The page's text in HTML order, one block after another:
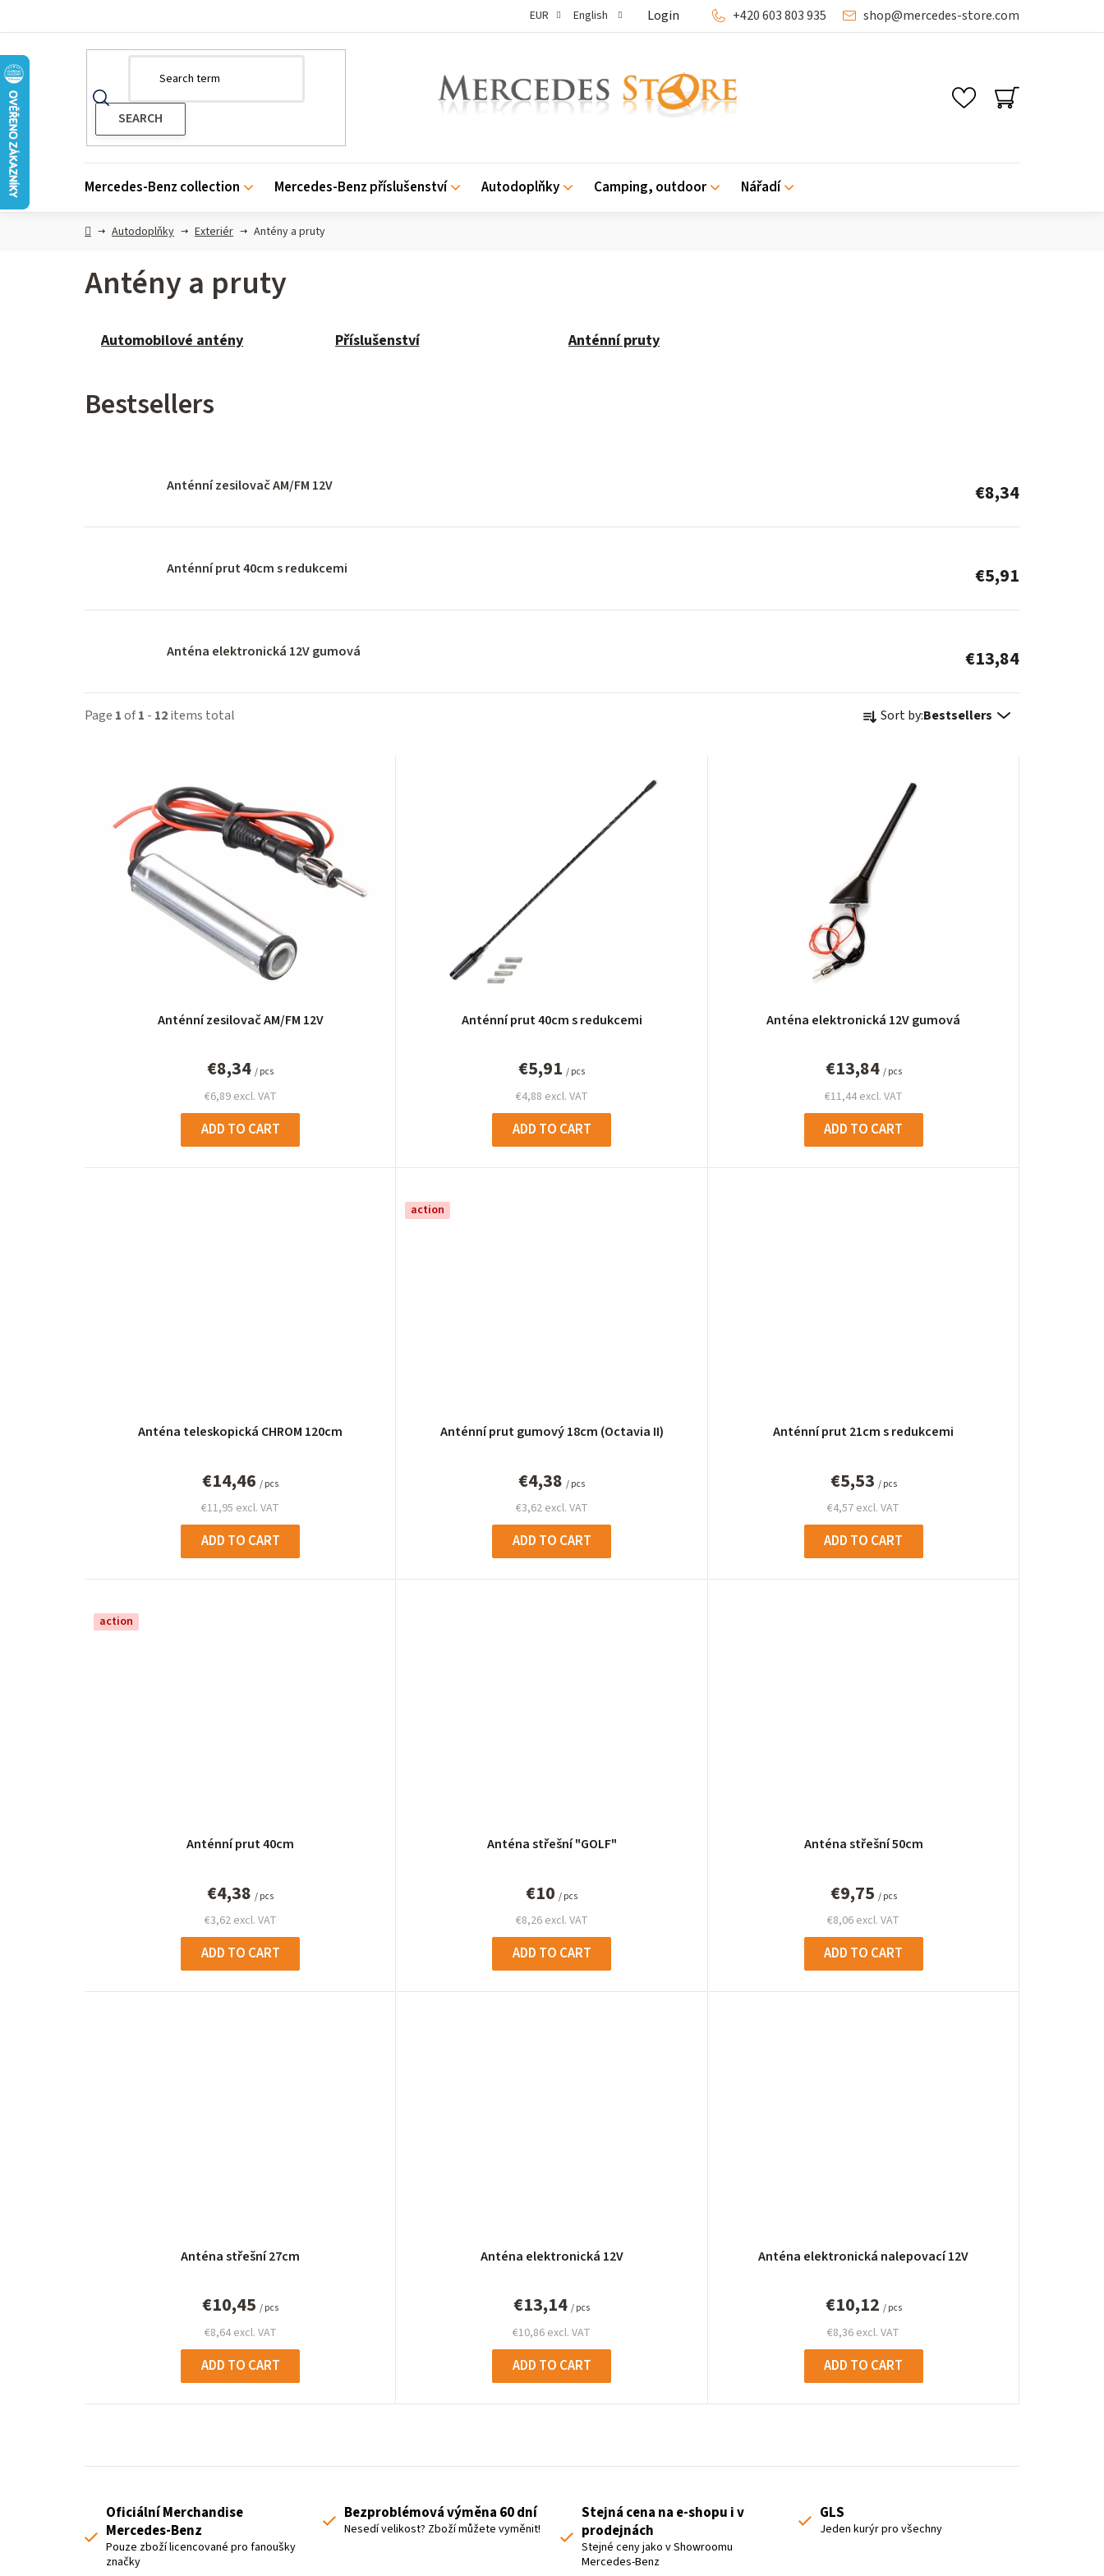
EUR English Login shop@mercedes-store.com
+420 603 803 935
SHOPPING
CART
Mercedes-Benz collection Mercedes-Benz příslušenství Autodoplňky Camping, outdoor Nářadí
HomeAutodoplňky Exteriér Antény a pruty
Antény a pruty
Automobilové antény Příslušenství Anténní pruty
Bestsellers
Anténní zesilovač AM/FM 12V €8,34
Anténní prut 40cm s redukcemi €5,91
Anténa elektronická 12V gumová €13,84
Page 1of1 - 12items total
P
u
c
t
s
o
r
t
i
n
g
Sort by:Bestsellers
t
Anténní zesilovač AM/FM 12V
€6,89 excl. VAT
€8,34/ pcs
ADD TO CART
Anténní prut 40cm s redukcemi
€4,88 excl. VAT
€5,91/ pcs
ADD TO CART
Anténa elektronická 12V gumová
€11,44 excl. VAT
€13,84 / pcs
ADD TO CART
Anténa teleskopická CHROM 120cm
€11,95 excl. VAT
€14,46/ pcs
ADD TO CART
action
Anténní prut gumový 18cm (Octavia II)
€3,62 excl. VAT
€4,38/ pcs
ADD TO CART
Anténní prut 21cm s redukcemi
€4,57 excl. VAT
€5,53 / pcs
ADD TO CART
action
Anténní prut 40cm
€3,62 excl. VAT
€4,38/ pcs
ADD TO CART
Anténa střešní "GOLF"
€8,26 excl. VAT
€10/ pcs
ADD TO CART
Anténa střešní 50cm
€8,06 excl. VAT
€9,75 / pcs
ADD TO CART
Anténa střešní 27cm
€8,64 excl. VAT
€10,45/ pcs
ADD TO CART
Anténa elektronická 12V
€10,86 excl. VAT
€13,14/ pcs
ADD TO CART
Anténa elektronická nalepovací 12V
€8,36 excl. VAT
€10,12 / pcs
ADD TO CART
n
Oficiální Merchandise
Mercedes-Benz
Pouze zboží licencované pro fanoušky
značky
Bezproblémová výměna 60 dní
Nesedí velikost? Zboží můžete vyměnit!
Stejná cena na e-shopu i v
prodejnách
Stejné ceny jako v Showroomu
Mercedes-Benz
GLS
Jeden kurýr pro všechny